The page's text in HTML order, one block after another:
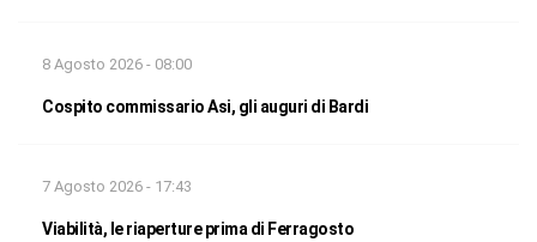
8 Agosto 2026 - 08:00
Cospito commissario Asi, gli auguri di Bardi
7 Agosto 2026 - 17:43
Viabilità, le riaperture prima di Ferragosto